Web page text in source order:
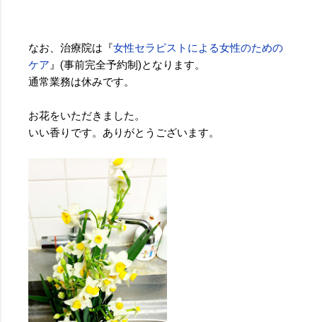
なお、治療院は『女性セラピストによる女性のための
ケア 』(事前完全予約制)となります。
通常業務は休みです。
お花をいただきました。
いい香りです。ありがとうございます。